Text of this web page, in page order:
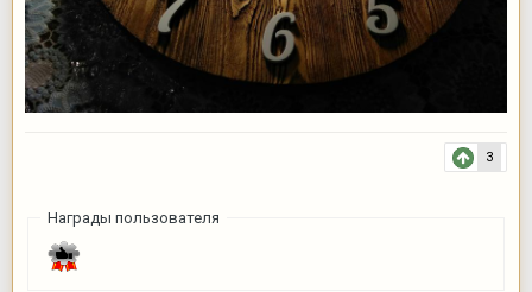
3
Награды пользователя